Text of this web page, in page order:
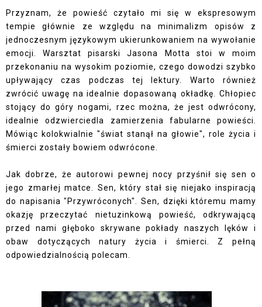
Przyznam, że powieść czytało mi się w ekspresowym
tempie głównie ze względu na minimalizm opisów z
jednoczesnym językowym ukierunkowaniem na wywołanie
emocji. Warsztat pisarski Jasona Motta stoi w moim
przekonaniu na wysokim poziomie, czego dowodzi szybko
upływający czas podczas tej lektury. Warto również
zwrócić uwagę na idealnie dopasowaną okładkę. Chłopiec
stojący do góry nogami, rzec można, że jest odwrócony,
idealnie odzwierciedla zamierzenia fabularne powieści.
Mówiąc kolokwialnie "świat stanął na głowie", role życia i
śmierci zostały bowiem odwrócone.
Jak dobrze, że autorowi pewnej nocy przyśnił się sen o
jego zmarłej matce. Sen, który stał się niejako inspiracją
do napisania "Przywróconych". Sen, dzięki któremu mamy
okazję przeczytać nietuzinkową powieść, odkrywającą
przed nami głęboko skrywane pokłady naszych lęków i
obaw dotyczących natury życia i śmierci. Z pełną
odpowiedzialnością polecam.